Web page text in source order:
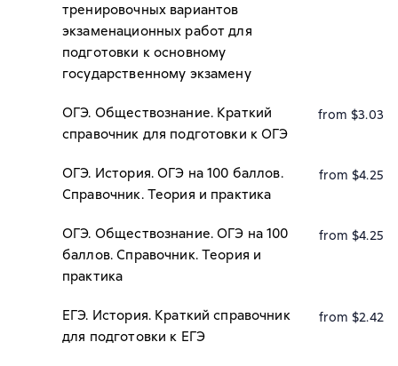
тренировочных вариантов
экзаменационных работ для
подготовки к основному
государственному экзамену
ОГЭ. Обществознание. Краткий
справочник для подготовки к ОГЭ
from $3.03
ОГЭ. История. ОГЭ на 100 баллов.
Справочник. Теория и практика
from $4.25
ОГЭ. Обществознание. ОГЭ на 100
баллов. Справочник. Теория и
практика
from $4.25
ЕГЭ. История. Краткий справочник
для подготовки к ЕГЭ
from $2.42